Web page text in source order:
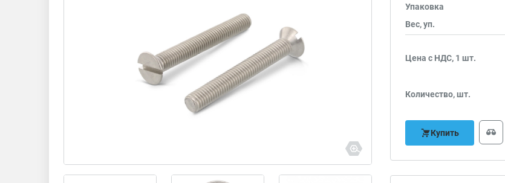
Упаковка
Вес, уп.
Цена с НДС, 1 шт.
Количество, шт.
Купить